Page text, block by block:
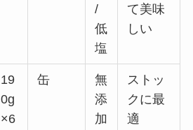
/
低
塩
て美味
しい
19
0g
×6
缶
無
添
加
ストッ
クに最
適